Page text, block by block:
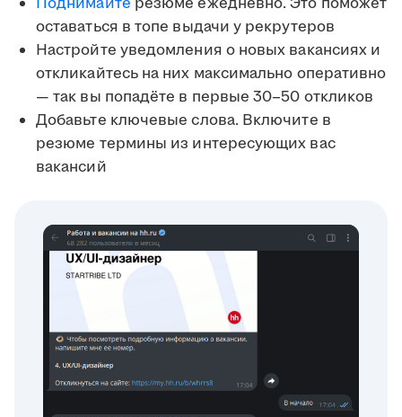
оставаться в топе выдачи у рекрутеров
Настройте уведомления о новых вакансиях и
откликайтесь на них максимально оперативно
— так вы попадёте в первые 30–50 откликов
Добавьте ключевые слова. Включите в
резюме термины из интересующих вас
вакансий